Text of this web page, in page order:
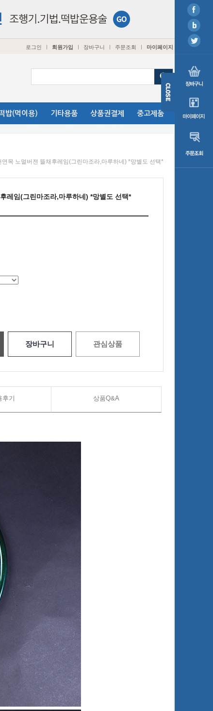
로그인 ㅣ 회원가입 ㅣ 장바구니 ㅣ 주문조회 ㅣ 마이페이지
밥(먹이용) 기타용품 상품권결제 중고제품
연목 노멀버젼 뜰채후레임(그린마조라,마루하네) *망별도 선택*
레임(그린마조라,마루하네) *망별도 선택*
장바구니 관심상품
후기 상품Q&A